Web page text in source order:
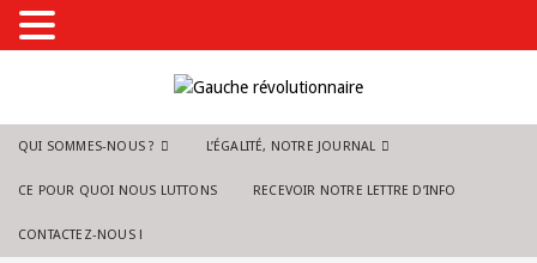
QUI SOMMES-NOUS ? L’ÉGALITÉ, NOTRE JOURNAL
CE POUR QUOI NOUS LUTTONS RECEVOIR NOTRE LETTRE D’INFO
CONTACTEZ-NOUS !